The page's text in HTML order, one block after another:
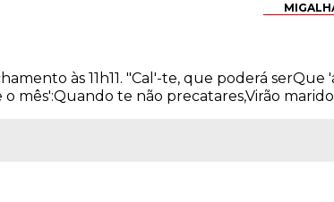
às 11h11. "Cal'-te, que poderá serQue
mês':Quando te não precatares,Virão